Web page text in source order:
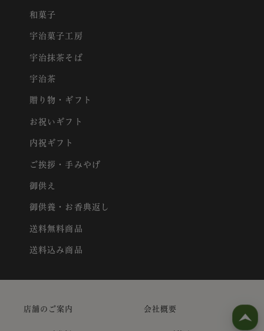
和菓子
宇治菓子工房
宇治抹茶そば
宇治茶
贈り物・ギフト
お祝いギフト
内祝ギフト
ご挨拶・手みやげ
御供え
御供養・お香典返し
送料無料商品
送料込み商品
店舗のご案内 会社概要